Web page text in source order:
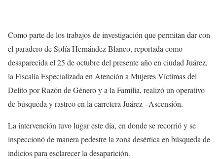
Como parte de los trabajos de investigación que permitan dar con
el paradero de Sofía Hernández Blanco, reportada como
desaparecida el 25 de octubre del presente año en ciudad Juárez,
la Fiscalía Especializada en Atención a Mujeres Víctimas del
Delito por Razón de Género y a la Familia, realizó un operativo
de búsqueda y rastreo en la carretera Juárez –Ascensión.
La intervención tuvo lugar este día, en donde se recorrió y se
inspeccionó de manera pedestre la zona desértica en búsqueda de
indicios para esclarecer la desaparición.